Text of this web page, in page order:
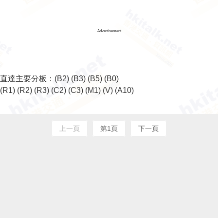
Advertisement
直達主要分板： (B2) (B3) (B5) (B0)
(R1) (R2) (R3) (C2) (C3) (M1) (V) (A10)
上一頁 第1頁 下一頁